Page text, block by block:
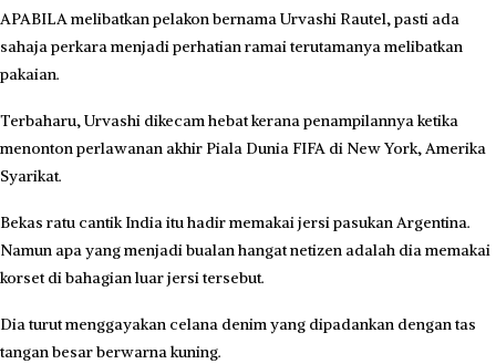
APABILA melibatkan pelakon bernama Urvashi Rautel, pasti ada
sahaja perkara menjadi perhatian ramai terutamanya melibatkan
pakaian.
Terbaharu, Urvashi dikecam hebat kerana penampilannya ketika
menonton perlawanan akhir Piala Dunia FIFA di New York, Amerika
Syarikat.
Bekas ratu cantik India itu hadir memakai jersi pasukan Argentina.
Namun apa yang menjadi bualan hangat netizen adalah dia memakai
korset di bahagian luar jersi tersebut.
Dia turut menggayakan celana denim yang dipadankan dengan tas
tangan besar berwarna kuning.